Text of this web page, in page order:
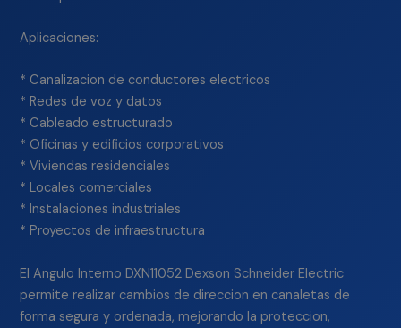
Aplicaciones:
* Canalizacion de conductores electricos
* Redes de voz y datos
* Cableado estructurado
* Oficinas y edificios corporativos
* Viviendas residenciales
* Locales comerciales
* Instalaciones industriales
* Proyectos de infraestructura
El Angulo Interno DXN11052 Dexson Schneider Electric
permite realizar cambios de direccion en canaletas de
forma segura y ordenada, mejorando la proteccion,